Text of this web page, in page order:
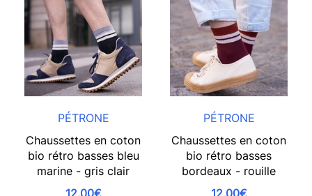
PÉTRONE
Chaussettes en coton
bio rétro basses bleu
marine - gris clair
12,00€
PÉTRONE
Chaussettes en coton
bio rétro basses
bordeaux - rouille
12,00€